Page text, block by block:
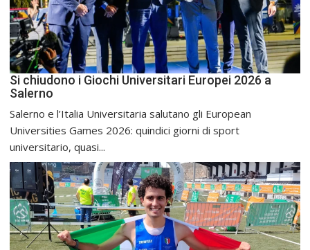
Si chiudono i Giochi Universitari Europei 2026 a
Salerno
Salerno e l’Italia Universitaria salutano gli European
Universities Games 2026: quindici giorni di sport
universitario, quasi...